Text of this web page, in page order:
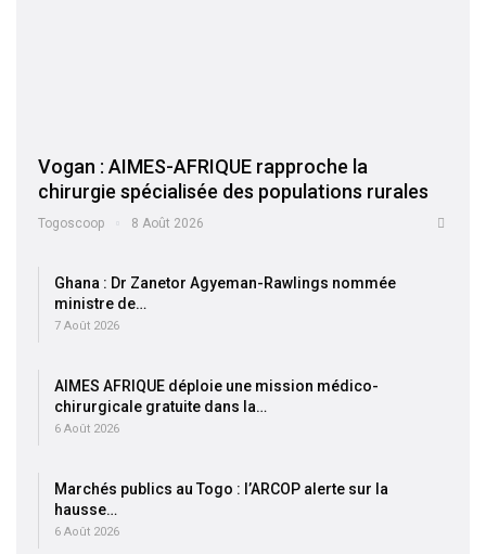
Vogan : AIMES-AFRIQUE rapproche la
chirurgie spécialisée des populations rurales
Togoscoop 8 Août 2026
Ghana : Dr Zanetor Agyeman-Rawlings nommée
ministre de…
7 Août 2026
AIMES AFRIQUE déploie une mission médico-
chirurgicale gratuite dans la…
6 Août 2026
Marchés publics au Togo : l’ARCOP alerte sur la
hausse…
6 Août 2026